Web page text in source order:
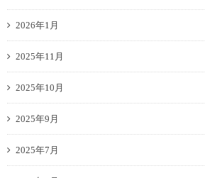
2026年1月
2025年11月
2025年10月
2025年9月
2025年7月